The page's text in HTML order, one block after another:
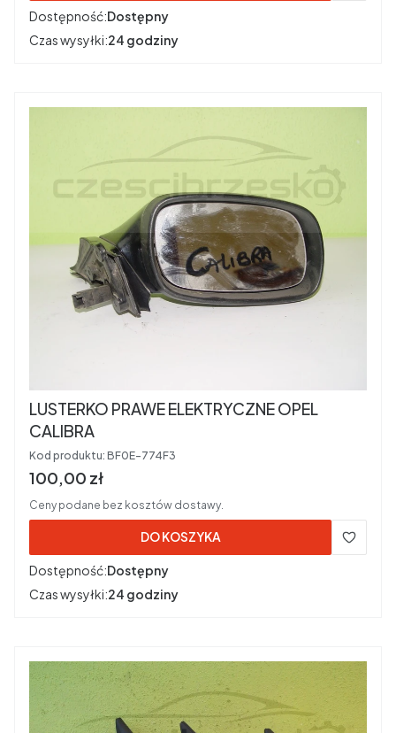
Dostępność:Dostępny
Czas wysyłki:24 godziny
LUSTERKO PRAWE ELEKTRYCZNE OPEL
CALIBRA
Kod produktu: BF0E-774F3
Cena brutto
100,00 zł
Ceny podane bez kosztów dostawy.
DO KOSZYKA
Dostępność:Dostępny
Czas wysyłki:24 godziny